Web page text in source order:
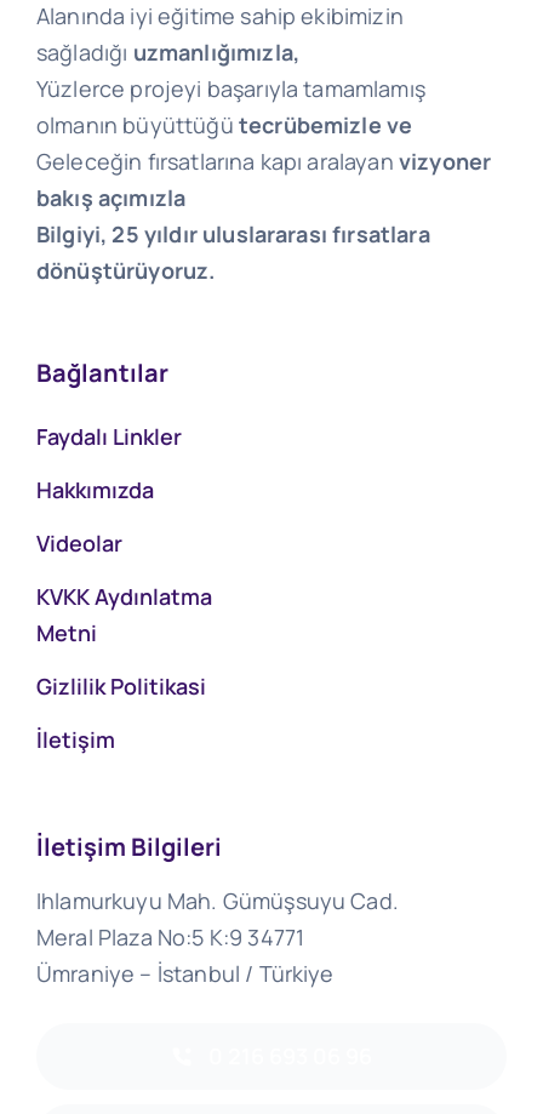
Alanında iyi eğitime sahip ekibimizin
sağladığı uzmanlığımızla,
Yüzlerce projeyi başarıyla tamamlamış
olmanın büyüttüğü tecrübemizle ve
Geleceğin fırsatlarına kapı aralayan vizyoner
bakış açımızla
Bilgiyi, 25 yıldır uluslararası fırsatlara
dönüştürüyoruz.
Bağlantılar
Faydalı Linkler
Hakkımızda
Videolar
KVKK Aydınlatma
Metni
Gizlilik Politikasi
İletişim
İletişim Bilgileri
Ihlamurkuyu Mah. Gümüşsuyu Cad.
Meral Plaza No:5 K:9 34771
Ümraniye – İstanbul / Türkiye